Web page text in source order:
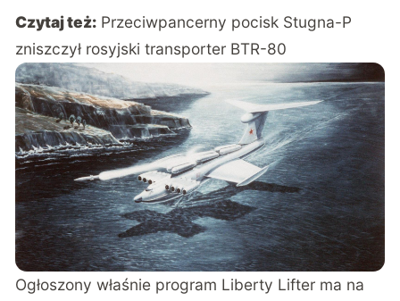
Czytaj też: Przeciwpancerny pocisk Stugna-P
zniszczył rosyjski transporter BTR-80
Ogłoszony właśnie program Liberty Lifter ma na